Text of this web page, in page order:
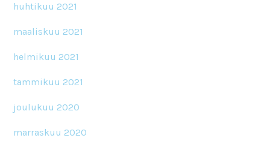
huhtikuu 2021
maaliskuu 2021
helmikuu 2021
tammikuu 2021
joulukuu 2020
marraskuu 2020